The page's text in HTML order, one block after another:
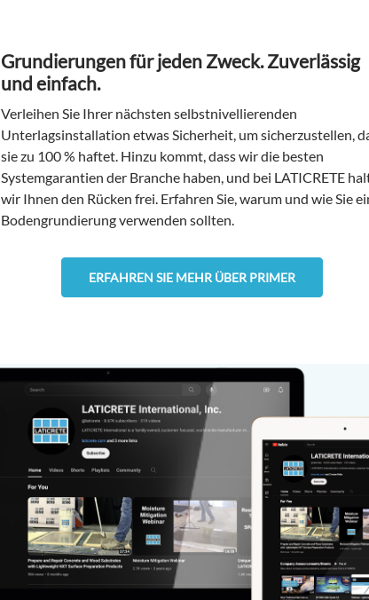
Grundierungen für jeden Zweck. Zuverlässig
und einfach.
Verleihen Sie Ihrer nächsten selbstnivellierenden
Unterlagsinstallation etwas Sicherheit, um sicherzustellen,
sie zu 100 % haftet. Hinzu kommt, dass wir die besten
Systemgarantien der Branche haben, und bei LATICRETE
wir Ihnen den Rücken frei. Erfahren Sie, warum und wie Sie
Bodengrundierung verwenden sollten.
ERFAHREN SIE MEHR ÜBER PRIMER